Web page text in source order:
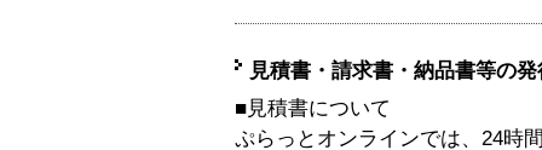
見積書・請求書・納品書等の
■見積書について
ぷらっとオンラインでは、24時